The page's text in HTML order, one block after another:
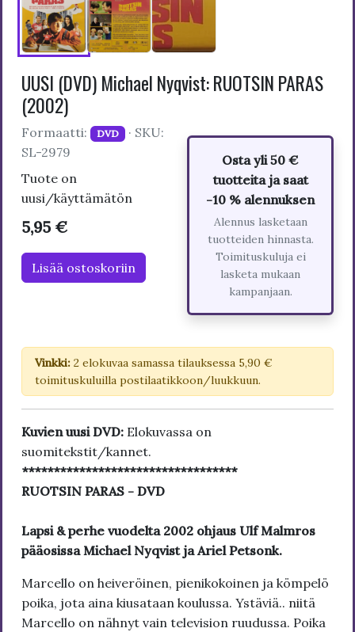
UUSI (DVD) Michael Nyqvist: RUOTSIN PARAS
(2002)
Formaatti: DVD · SKU:
SL-2979
Tuote on
uusi/käyttämätön
5,95 €
Lisää ostoskoriin
Osta yli 50 €
tuotteita ja saat
-10 % alennuksen
Alennus lasketaan
tuotteiden hinnasta.
Toimituskuluja ei
lasketa mukaan
kampanjaan.
Vinkki: 2 elokuvaa samassa tilauksessa 5,90 €
toimituskuluilla postilaatikkoon/luukkuun.
Kuvien uusi DVD: Elokuvassa on
suomitekstit/kannet.
**********************************
RUOTSIN PARAS - DVD
Lapsi & perhe vuodelta 2002 ohjaus Ulf Malmros
pääosissa Michael Nyqvist ja Ariel Petsonk.
Marcello on heiveröinen, pienikokoinen ja kömpelö
poika, jota aina kiusataan koulussa. Ystäviä.. niitä
Marcello on nähnyt vain television ruudussa. Poika